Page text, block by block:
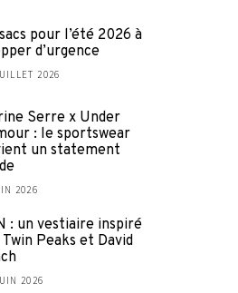
pour l’été 2026 à
d’urgence
2026
Serre x Under
: le sportswear
un statement
2026
: un vestiaire inspiré
Twin Peaks et David
2026